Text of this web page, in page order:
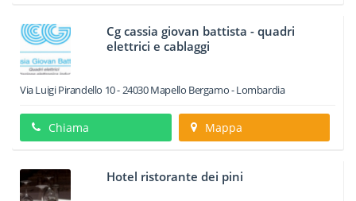
Cg cassia giovan battista - quadri
elettrici e cablaggi
Via Luigi Pirandello 10-24030Mapello Bergamo -Lombardia
Chiama Mappa
Hotel ristorante dei pini